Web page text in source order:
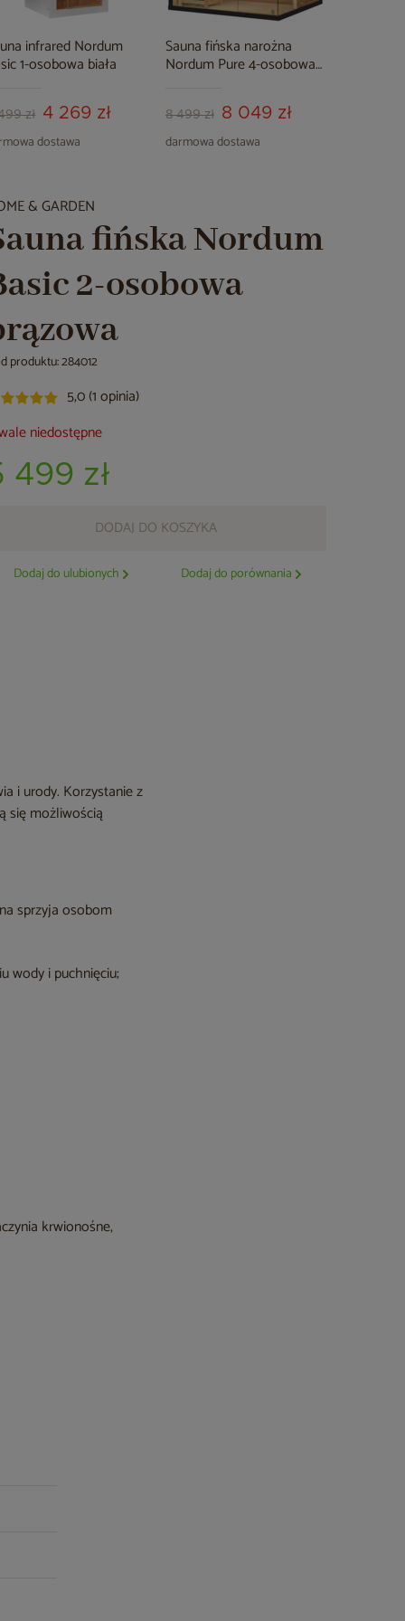
infrared Nordum
1-osobowa biała
zł 4 269 zł
dostawa
Sauna fińska narożna
Nordum Pure 4-osobowa
8 499 zł 8 049 zł
darmowa dostawa
& GARDEN
fińska Nordum
2-osobowa
produktu: 284012
5,0 (1 opinia)
niedostępne
499 zł
DODAJ DO KOSZYKA
Dodaj do ulubionych Dodaj do porównania
i urody. Korzystanie z
się możliwością
sprzyja osobom
wody i puchnięciu;
krwionośne,